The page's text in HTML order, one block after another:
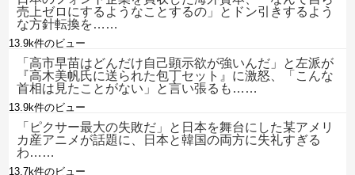
売上ゼロにするようなことするの」とドン引きするよう
な方針転換を……
13.9k件のビュー
「高市早苗はどんだけ自己顕示欲が強いんだ」と左派が
『高木美帆氏に送られた包丁セット』に激怒、「こんな
首相は見たことがない」と言い張るも……
13.9k件のビュー
「ピクサー最大の失敗だ」と日本を舞台にした某アメリ
カ産アニメが話題に、日本と韓国の両方に失礼すぎる
わ……
13.7k件のビュー